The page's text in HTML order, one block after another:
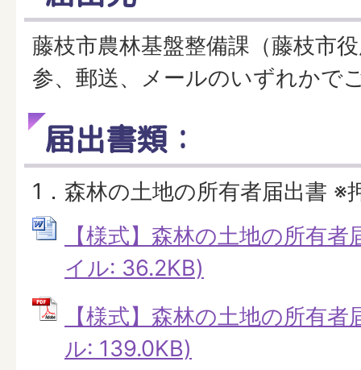
藤枝市農林基盤整備課（藤枝市
参、郵送、メールのいずれかで
届出書類：
1．森林の土地の所有者届出書 ※
【様式】森林の土地の所有
イル: 36.2KB)
【様式】森林の土地の所有
ル: 139.0KB)